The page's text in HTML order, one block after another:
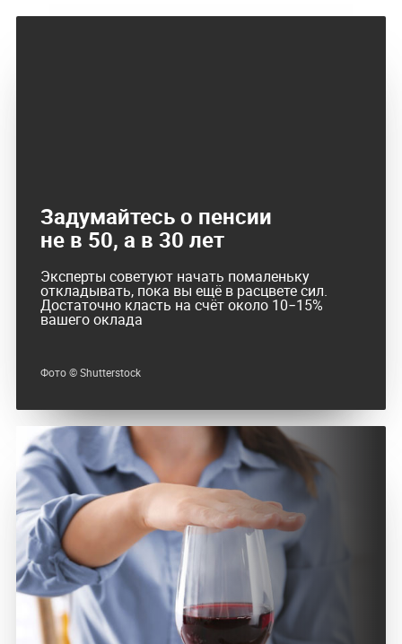
Задумайтесь о пенсии
не в 50, а в 30 лет
Эксперты советуют начать помаленьку
откладывать, пока вы ещё в расцвете сил.
Достаточно класть на счёт около 10−15%
вашего оклада
Фото © Shutterstock